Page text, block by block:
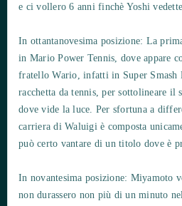
e ci vollero 6 anni finchè Yoshi
In ottantanovesima posizione: La
in Mario Power Tennis, dove appare
fratello Wario, infatti in Super Smash
racchetta da tennis, per sottolineare il
dove vide la luce. Per sfortuna a
carriera di Waluigi è composta
può certo vantare di un titolo dove è
In novantesima posizione: Miyamoto
non durassero non più di un minuto